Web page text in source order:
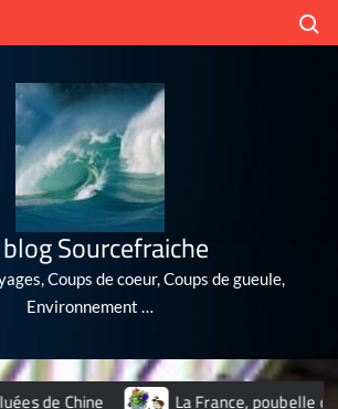
Sourcefraiche
Coups de coeur, Coups de gueule,
Environnement …
de Chine La France, poubelle du